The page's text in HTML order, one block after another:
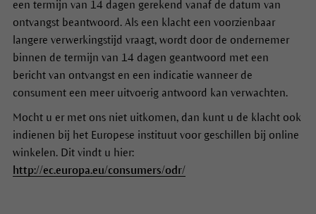
een termijn van 14 dagen gerekend vanaf de datum van
ontvangst beantwoord. Als een klacht een voorzienbaar
langere verwerkingstijd vraagt, wordt door de ondernemer
binnen de termijn van 14 dagen geantwoord met een
bericht van ontvangst en een indicatie wanneer de
consument een meer uitvoerig antwoord kan verwachten.
Mocht u er met ons niet uitkomen, dan kunt u de klacht ook
indienen bij het Europese instituut voor geschillen bij online
winkelen. Dit vindt u hier:
http://ec.europa.eu/consumers/odr/